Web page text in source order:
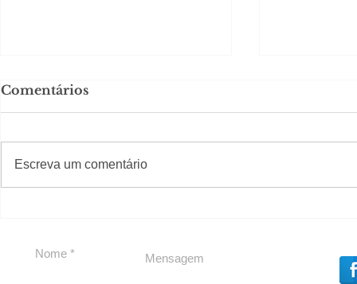
para São Paulo
Comentários
Escreva um comentário
#Sugestões